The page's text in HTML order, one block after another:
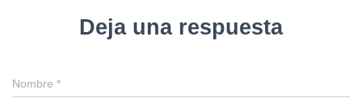
Deja una respuesta
Nombre *